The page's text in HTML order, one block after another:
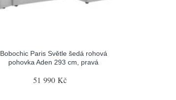
Bobochic Paris Světle šedá rohová
pohovka Aden 293 cm, pravá
51 990 Kč